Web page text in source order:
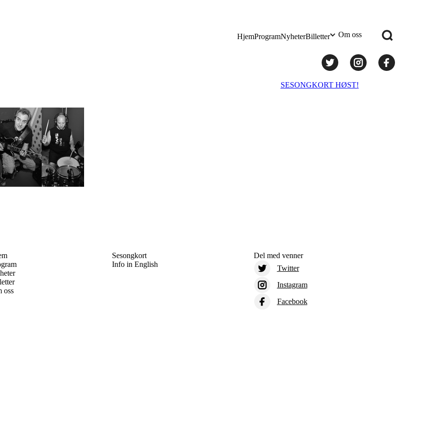
HjemProgramNyheterBilletter Om oss
SESONGKORT HØST!
oss
Sesongkort
Info in English
Del med venner
Twitter
Instagram
Facebook